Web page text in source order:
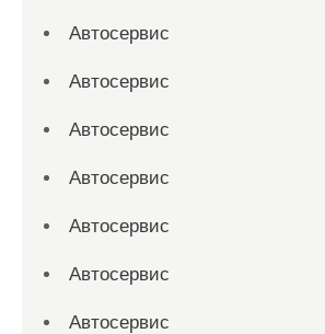
Автосервис
Автосервис
Автосервис
Автосервис
Автосервис
Автосервис
Автосервис